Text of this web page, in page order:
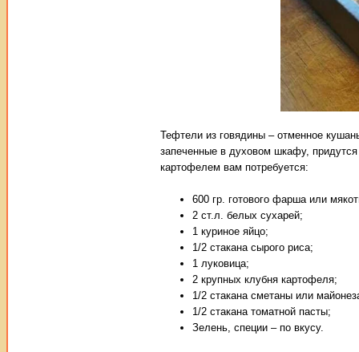
Тефтели из говядины – отменное
запеченные в духовом шкафу,
картофелем вам потребуется:
600 гр. готового фарша или
2 ст.л. белых сухарей;
1 куриное яйцо;
1/2 стакана сырого риса;
1 луковица;
2 крупных клубня картофеля;
1/2 стакана сметаны или
1/2 стакана томатной пасты;
Зелень, специи – по вкусу.